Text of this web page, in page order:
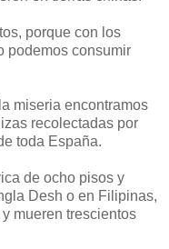
porque con los
podemos consumir
miseria encontramos
recolectadas por
toda España.
de ocho pisos y
Desh o en Filipinas,
mueren trescientos